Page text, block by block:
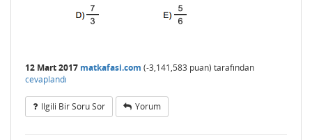
12 Mart 2017 matkafasi.com (-3,141,583 puan) tarafından
cevaplandı
Ilgili Bir Soru Sor Yorum